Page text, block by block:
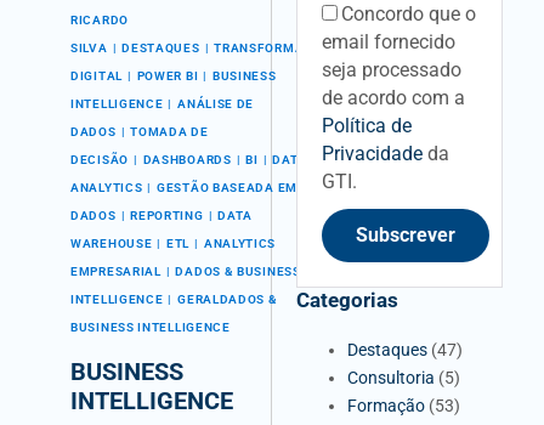
RICARDO
SILVA DESTAQUES TRANSFORMAÇÃO
DIGITAL POWER BI BUSINESS
INTELLIGENCE ANÁLISE DE
DADOS TOMADA DE
DECISÃO DASHBOARDS BI DATA
ANALYTICS GESTÃO BASEADA EM
DADOS REPORTING DATA
WAREHOUSE ETL ANALYTICS
EMPRESARIAL DADOS & BUSINESS
INTELLIGENCE GERALDADOS &
BUSINESS INTELLIGENCE
BUSINESS
INTELLIGENCE
acceptancefieldid
Concordo que o
email fornecido
seja processado
de acordo com a
Política de
Privacidadeda
GTI.
Subscrever
Categorias
Destaques (47)
Consultoria (5)
Formação (53)